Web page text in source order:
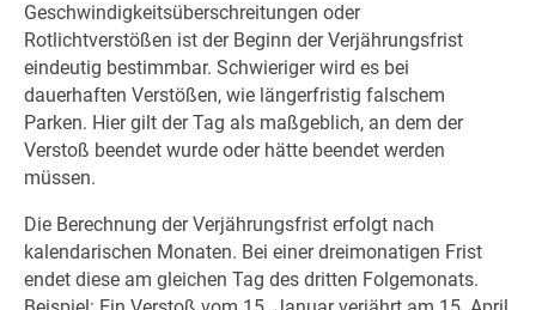
Geschwindigkeitsüberschreitungen oder
Rotlichtverstößen ist der Beginn der Verjährungsfrist
eindeutig bestimmbar. Schwieriger wird es bei
dauerhaften Verstößen, wie längerfristig falschem
Parken. Hier gilt der Tag als maßgeblich, an dem der
Verstoß beendet wurde oder hätte beendet werden
müssen.
Die Berechnung der Verjährungsfrist erfolgt nach
kalendarischen Monaten. Bei einer dreimonatigen Frist
endet diese am gleichen Tag des dritten Folgemonats.